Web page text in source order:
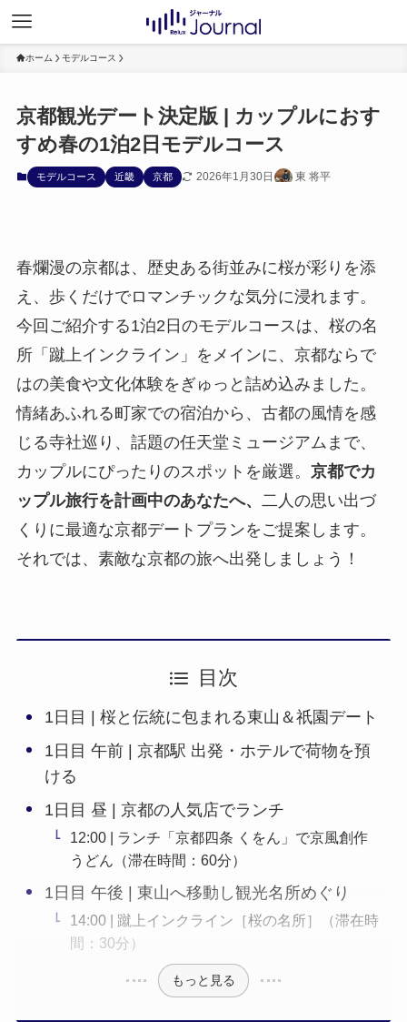
ホーム モデルコース
京都観光デート決定版 | カップルにおす
すめ春の1泊2日モデルコース
モデルコース 近畿 京都 2026年1月30日 東 将平
春爛漫の京都は、歴史ある街並みに桜が彩りを添
え、歩くだけでロマンチックな気分に浸れます。
今回ご紹介する1泊2日のモデルコースは、桜の名
所「蹴上インクライン」をメインに、京都ならで
はの美食や文化体験をぎゅっと詰め込みました。
情緒あふれる町家での宿泊から、古都の風情を感
じる寺社巡り、話題の任天堂ミュージアムまで、
カップルにぴったりのスポットを厳選。 京都でカ
ップル旅行を計画中のあなたへ、
二人の思い出づ
くりに最適な京都デートプランをご提案します。
それでは、素敵な京都の旅へ出発しましょう！
目次
1日目 | 桜と伝統に包まれる東山＆祇園デート
1日目 午前 | 京都駅 出発・ホテルで荷物を預
ける
1日目 昼 | 京都の人気店でランチ
12:00 | ランチ「京都四条 くをん」で京風創作
うどん（滞在時間：60分）
1日目 午後 | 東山へ移動し観光名所めぐり
14:00 | 蹴上インクライン［桜の名所］（滞在時
間：30分）
もっと見る